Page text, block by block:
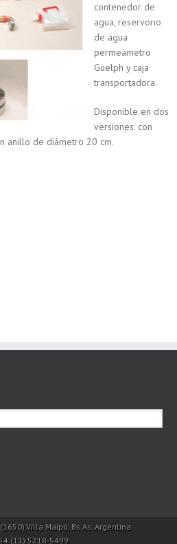
contenedor de
agua, reservorio
de agua
permeámetro
Guelph y caja
transportadora.
Disponible en dos
versiones: con
anillo de diámetro 20 cm.
Maipú, Bs.As. Argentina
(11) 5218-5499